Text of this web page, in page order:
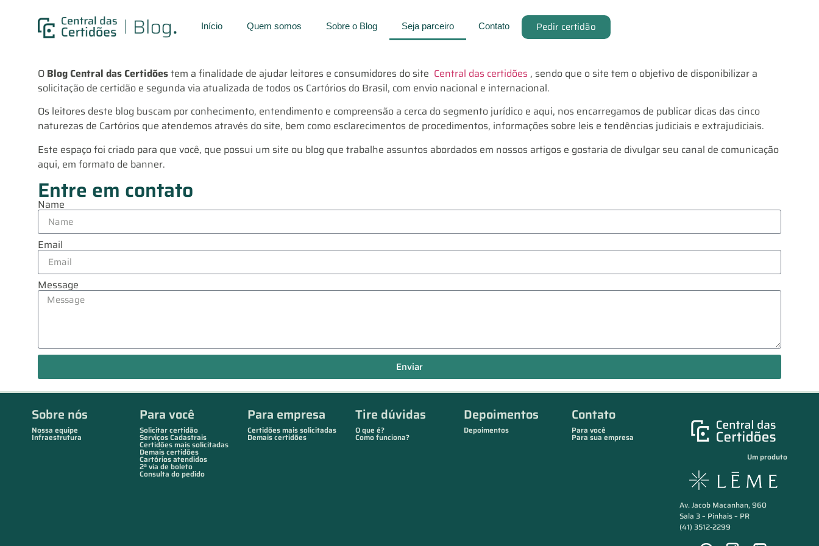
Início Quem somos Sobre o Blog Seja parceiro Contato Pedir certidão
O Blog Central das Certidõestem a finalidade de ajudar leitores e consumidores do site Central das certidões , sendo que o site tem o objetivo de disponibilizar a
solicitação de certidão e segunda via atualizada de todos os Cartórios do Brasil, com envio nacional e internacional.
Os leitores deste blog buscam por conhecimento, entendimento e compreensão a cerca do segmento jurídico e aqui, nos encarregamos de publicar dicas das cinco
naturezas de Cartórios que atendemos através do site, bem como esclarecimentos de procedimentos, informações sobre leis e tendências judiciais e extrajudiciais.
Este espaço foi criado para que você, que possui um site ou blog que trabalhe assuntos abordados em nossos artigos e gostaria de divulgar seu canal de comunicação
aqui, em formato de banner.
Entre em contato
Name
Email
Message
Enviar
Sobre nós
Nossa equipe
Infraestrutura
Para você
Solicitar certidão
Serviços Cadastrais
Certidões mais solicitadas
Demais certidões
Cartórios atendidos
2ª via de boleto
Consulta do pedido
Para empresa
Certidões mais solicitadas
Demais certidões
Tire dúvidas
O que é?
Como funciona?
Depoimentos
Depoimentos
Contato
Para você
Para sua empresa
Um produto
Av. Jacob Macanhan, 960
Sala 3 – Pinhais – PR
(41) 3512-2299